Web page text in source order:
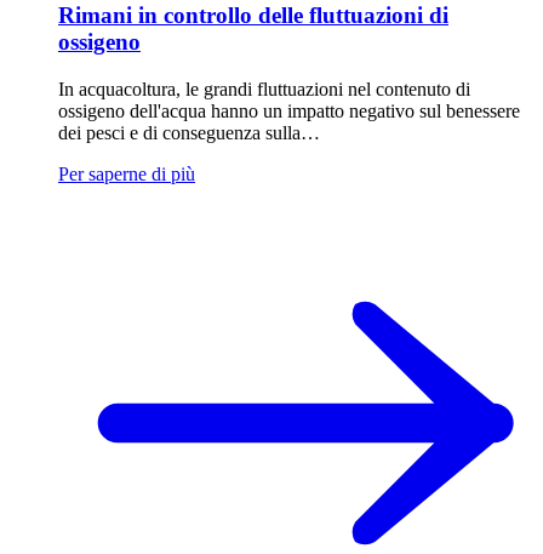
Rimani in controllo delle fluttuazioni di
ossigeno
In acquacoltura, le grandi fluttuazioni nel contenuto di
ossigeno dell'acqua hanno un impatto negativo sul benessere
dei pesci e di conseguenza sulla…
Per saperne di più